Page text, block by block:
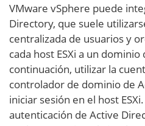
VMware vSphere puede
Directory, que suele
centralizada de usuarios y
cada host ESXi a un
continuación, utilizar la
controlador de dominio de
iniciar sesión en el host
autenticación de Active